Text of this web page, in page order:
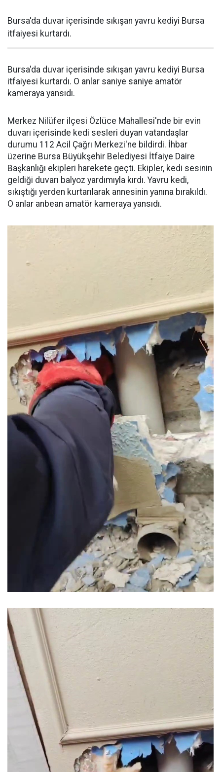
Bursa'da duvar içerisinde sıkışan yavru kediyi Bursa
itfaiyesi kurtardı.
Bursa'da duvar içerisinde sıkışan yavru kediyi Bursa
itfaiyesi kurtardı. O anlar saniye saniye amatör
kameraya yansıdı.
Merkez Nilüfer ilçesi Özlüce Mahallesi'nde bir evin
duvarı içerisinde kedi sesleri duyan vatandaşlar
durumu 112 Acil Çağrı Merkezi'ne bildirdi. İhbar
üzerine Bursa Büyükşehir Belediyesi İtfaiye Daire
Başkanlığı ekipleri harekete geçti. Ekipler, kedi sesinin
geldiği duvarı balyoz yardımıyla kırdı. Yavru kedi,
sıkıştığı yerden kurtarılarak annesinin yanına bırakıldı.
O anlar anbean amatör kameraya yansıdı.